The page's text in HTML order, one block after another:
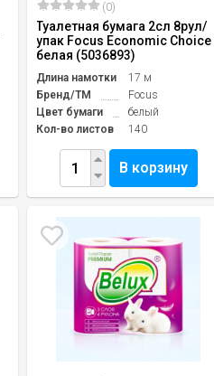
(0)
Туалетная бумага 2сл 8рул/
упак Focus Economic Choice
белая (5036893)
Длина намотки
17 м
Бренд/TM
Focus
Цвет бумаги
белый
Кол-во листов
140
В корзину